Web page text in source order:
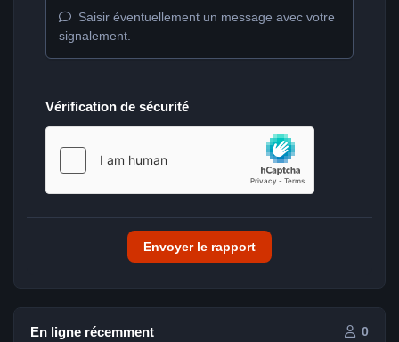
Saisir éventuellement un message avec votre
signalement.
Vérification de sécurité
Envoyer le rapport
En ligne récemment 0